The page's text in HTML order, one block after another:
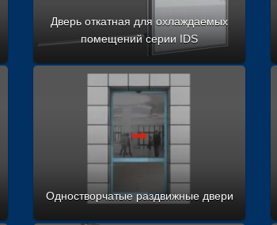
Дверь откатная для охлаждаемых
помещений серии IDS
Одностворчатые раздвижные двери